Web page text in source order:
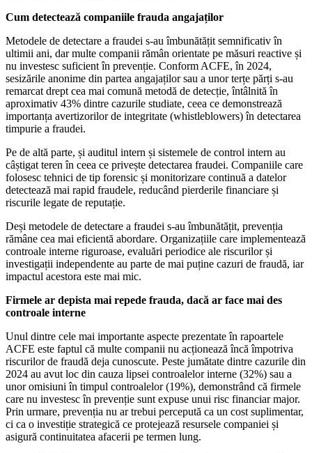
Cum detectează companiile frauda angajaților
Metodele de detectare a fraudei s-au îmbunătățit semnificativ în
ultimii ani, dar multe companii rămân orientate pe măsuri reactive și
nu investesc suficient în prevenție. Conform ACFE, în 2024,
sesizările anonime din partea angajaților sau a unor terțe părți s-au
remarcat drept cea mai comună metodă de detecție, întâlnită în
aproximativ 43% dintre cazurile studiate, ceea ce demonstrează
importanța avertizorilor de integritate (whistleblowers) în detectarea
timpurie a fraudei.
Pe de altă parte, și auditul intern și sistemele de control intern au
câștigat teren în ceea ce privește detectarea fraudei. Companiile care
folosesc tehnici de tip forensic și monitorizare continuă a datelor
detectează mai rapid fraudele, reducând pierderile financiare și
riscurile legate de reputație.
Deși metodele de detectare a fraudei s-au îmbunătățit, prevenția
rămâne cea mai eficientă abordare. Organizațiile care implementează
controale interne riguroase, evaluări periodice ale riscurilor și
investigații independente au parte de mai puține cazuri de fraudă, iar
impactul acestora este mai mic.
Firmele ar depista mai repede frauda, dacă ar face mai des
controale interne
Unul dintre cele mai importante aspecte prezentate în rapoartele
ACFE este faptul că multe companii nu acționează încă împotriva
riscurilor de fraudă deja cunoscute. Peste jumătate dintre cazurile din
2024 au avut loc din cauza lipsei controalelor interne (32%) sau a
unor omisiuni în timpul controalelor (19%), demonstrând că firmele
care nu investesc în prevenție sunt expuse unui risc financiar major.
Prin urmare, prevenția nu ar trebui percepută ca un cost suplimentar,
ci ca o investiție strategică ce protejează resursele companiei și
asigură continuitatea afacerii pe termen lung.